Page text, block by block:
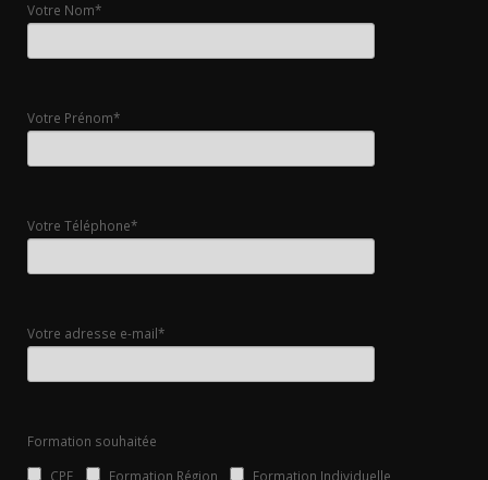
Votre Nom*
Votre Prénom*
Votre Téléphone*
Votre adresse e-mail*
Formation souhaitée
CPF
Formation Région
Formation Individuelle